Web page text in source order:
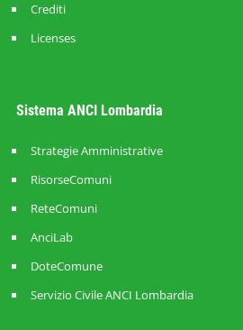
Crediti
Licenses
Sistema ANCI Lombardia
Strategie Amministrative
RisorseComuni
ReteComuni
AnciLab
DoteComune
Servizio Civile ANCI Lombardia